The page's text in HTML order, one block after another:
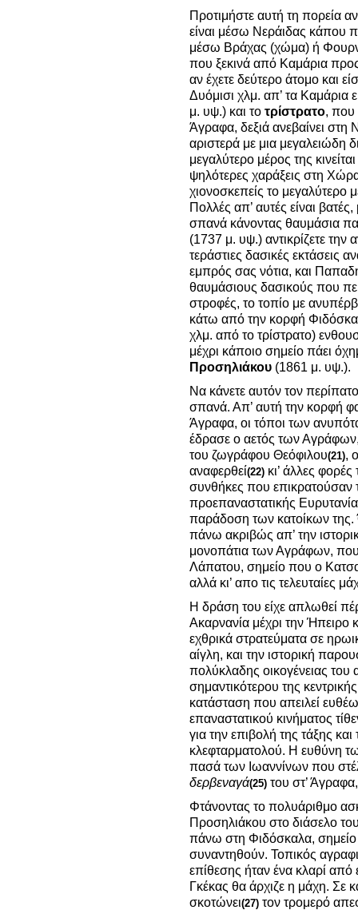
Προτιμήστε αυτή τη πορεία
είναι μέσω Νεράιδας κάπου
μέσω Βράχας (χώμα) ή
που ξεκινά από Καμάρια
αν έχετε δεύτερο άτομο και
Δυόμισι χλμ. απ’ τα Καμάρια
μ. υψ.) και το τρίστρατο, που
Άγραφα, δεξιά ανεβαίνει στη
αριστερά με μια μεγαλειώδη
μεγαλύτερο μέρος της
ψηλότερες χαράξεις στη
χιονοσκεπείς το
Πολλές απ’ αυτές είναι
σπανά κάνοντας θαυμάσια
(1737 μ. υψ.) αντικρίζετε την
τεράστιες δασικές εκτάσεις
εμπρός σας νότια, και
θαυμάσιους δασικούς που
στροφές, το τοπίο με
κάτω από την κορφή
χλμ. από το τρίστρατο)
μέχρι κάποιο σημείο πάει
Προσηλιάκου (1861 μ. υψ.).
Να κάνετε αυτόν τον
σπανά. Απ’ αυτή την κορφή
Άγραφα, οι τόποι των
έδρασε ο αετός των
του ζωγράφου Θεόφιλου(21),
αναφερθεί(22) κι’ άλλες
συνθήκες που επικρατούσαν
προεπαναστατικής
παράδοση των κατοίκων
πάνω ακριβώς απ’ την
μονοπάτια των Αγράφων, που
Λάπατου, σημείο που ο
αλλά κι’ απο τις τελευταίες
Η δράση του είχε απλωθεί
Ακαρνανία μέχρι την Ήπειρο
εχθρικά στρατεύματα σε
αίγλη, και την ιστορική
πολύκλαδης οικογένειας του
σημαντικότερου της
κατάσταση που απειλεί
επαναστατικού κινήματος
για την επιβολή της τάξης
κλεφταρματολού. Η ευθύνη
πασά των Ιωαννίνων που
δερβεναγά(25) του στ’
Φτάνοντας το πολυάριθμο
Προσηλιάκου στο διάσελο
πάνω στη Φιδόσκαλα,
συναντηθούν. Τοπικός
επίθεσης ήταν ένα κλαρί
Γκέκας θα άρχιζε η μάχη.
σκοτώνει(27) τον τρομερό